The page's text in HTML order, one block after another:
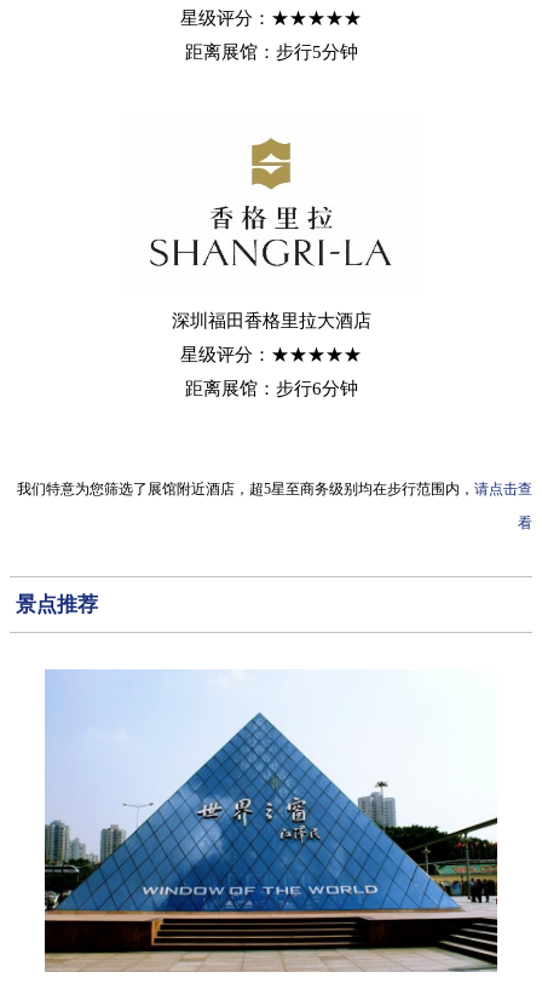
星级评分：★★★★★
距离展馆：步行5分钟
深圳福田香格里拉大酒店
星级评分：★★★★★
距离展馆：步行6分钟
我们特意为您筛选了展馆附近酒店，超5星至商务级别均在步行范围内， 请点击查
看
景点推荐